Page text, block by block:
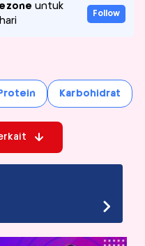
untuk
Follow
Protein Karbohidrat